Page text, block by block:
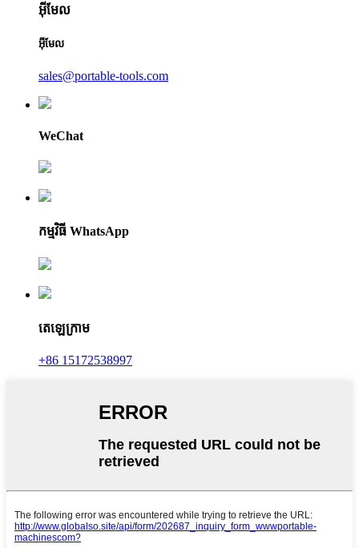
អ៊ីមែល
អ៊ីមែល
sales@portable-tools.com
WeChat
កម្មវិធី WhatsApp
តេឡេក្រាម
+86 15172538997